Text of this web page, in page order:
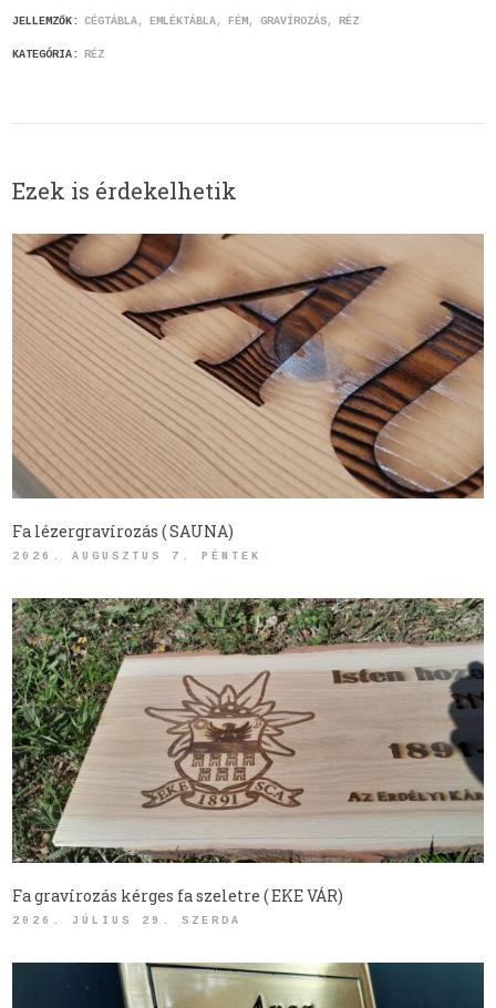
JELLEMZŐK: CÉGTÁBLA EMLÉKTÁBLA FÉM GRAVÍROZÁS RÉZ
KATEGÓRIA: RÉZ
Ezek is érdekelhetik
Fa lézergravírozás ( SAUNA)
2026. AUGUSZTUS 7. PÉNTEK
Fa gravírozás kérges fa szeletre ( EKE VÁR)
2026. JÚLIUS 29. SZERDA